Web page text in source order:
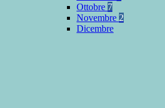
Ottobre 7
Novembre 2
Dicembre